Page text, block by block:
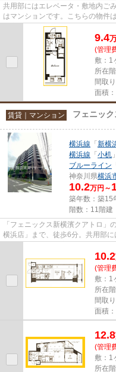
共用部にはエレベータ・敷地内ご
はマンションです。こちらの物件
に立地する物件です。築5年の...
9.4
(管理
敷：1
所在
間取
面積
賃貸｜マンション フェニッ
横浜線 「 新横
横浜線 「 小机
ブルーライン
神奈川県横浜
10.2万円～
築年数：築15
階数：11階建
「フェニックス新横濱クアトロ
横浜店」まで、徒歩6分。共用部
10.2
(管理
敷：1
所在
間取
面積
12.8
(管理
敷：1
所在